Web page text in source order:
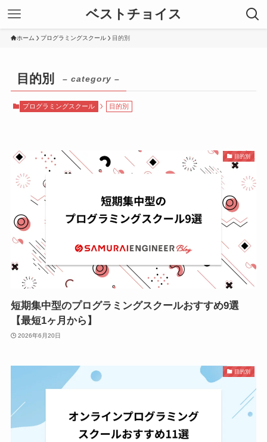
ベストチョイス
ホーム プログラミングスクール 目的別
目的別 – category –
プログラミングスクール 目的別
目的別
短期集中型のプログラミングスクールおすすめ9選
【最短1ヶ月から】
2026年6月20日
目的別